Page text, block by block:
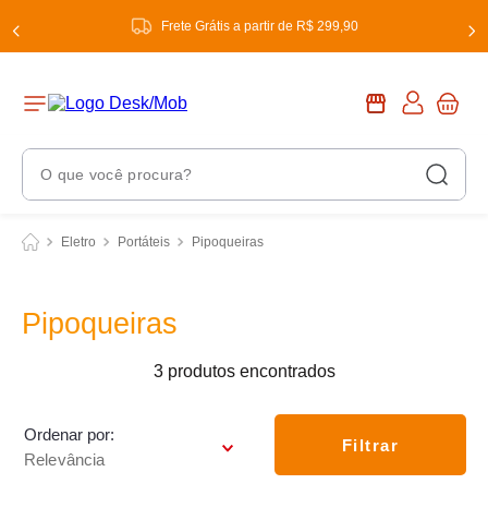
Frete Grátis a partir de R$ 299,90
O que você procura?
Eletro Portáteis Pipoqueiras
Pipoqueiras
3 produtos
Ordenar por
Relevância
Filtrar
Termos Mais Buscados
2º
5º
6º luminária